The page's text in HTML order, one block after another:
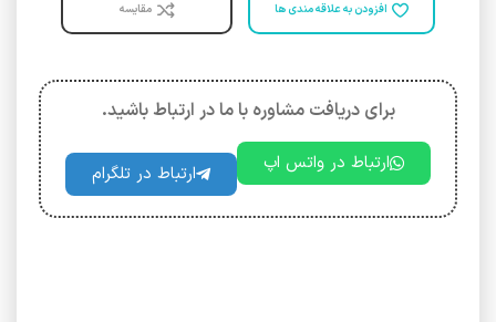
افزودن به علاقه مندی ها مقایسه
برای دریافت مشاوره با ما در ارتباط باشید.
ارتباط در واتس اپ ارتباط در تلگرام